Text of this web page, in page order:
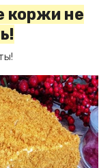
коржи не